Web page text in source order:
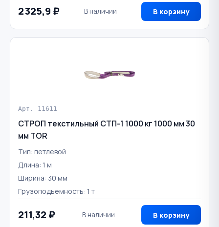
2 325,9 ₽ В наличии В корзину
Арт. 11611
СТРОП текстильный СТП-1 1000 кг 1000 мм 30
мм TOR
Тип: петлевой
Длина: 1 м
Ширина: 30 мм
Грузоподъемность: 1 т
211,32 ₽ В наличии В корзину